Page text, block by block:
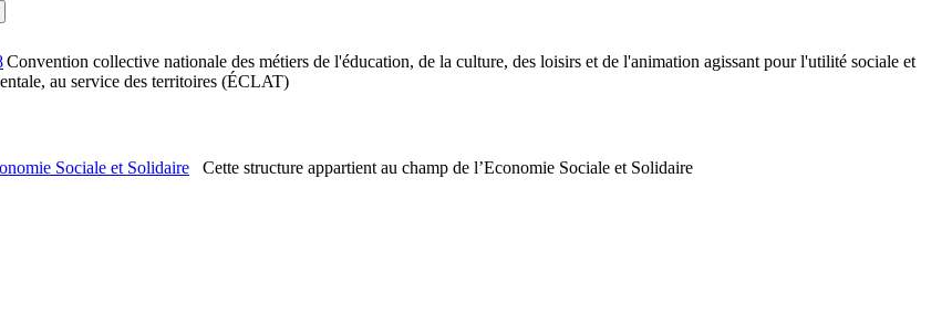
Convention collective nationale des métiers de l'éducation, de la culture, des loisirs et de l'animation agissant pour l'utilité sociale et
au service des territoires (ÉCLAT)
Sociale et Solidaire
Cette structure appartient au champ de l’Economie Sociale et Solidaire